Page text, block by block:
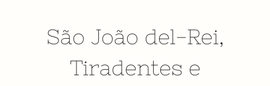
São João del-Rei,
Tiradentes e